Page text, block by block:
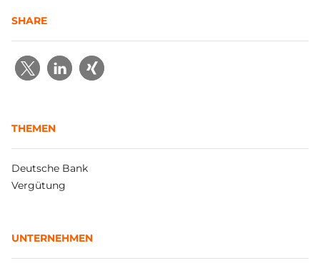
SHARE
THEMEN
Deutsche Bank
Vergütung
UNTERNEHMEN